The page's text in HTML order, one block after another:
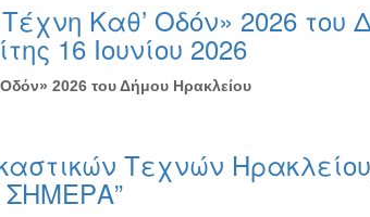
Καθ’ Οδόν» 2026 του
16 Ιουνίου 2026
2026 του Δήμου Ηρακλείου
Τεχνών
ΣΗΜΕΡΑ”